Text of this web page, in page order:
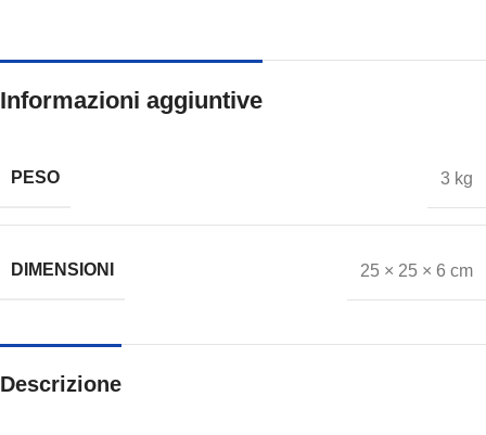
Informazioni aggiuntive
PESO 3 kg
DIMENSIONI 25 × 25 × 6 cm
Descrizione